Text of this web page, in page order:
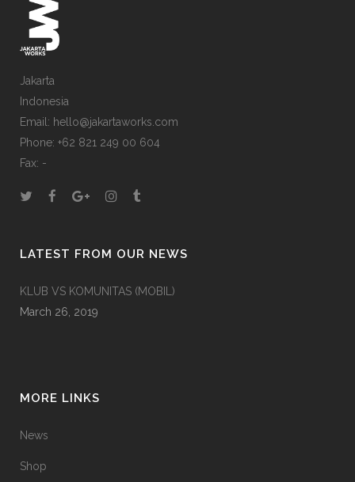
Jakarta
Indonesia
Email: hello@jakartaworks.com
Phone: +62 821 249 00 604
Fax: -
LATEST FROM OUR NEWS
KLUB VS KOMUNITAS (MOBIL)
March 26, 2019
MORE LINKS
News
Shop